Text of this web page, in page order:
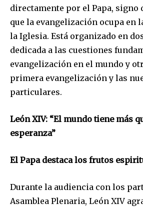
directamente por el Papa, signo
que la evangelización ocupa en
la Iglesia. Está organizado en
dedicada a las cuestiones
evangelización en el mundo y
primera evangelización y las
particulares.
León XIV: “El mundo tiene más
esperanza”
El Papa destaca los frutos
Durante la audiencia con los
Asamblea Plenaria, León XIV